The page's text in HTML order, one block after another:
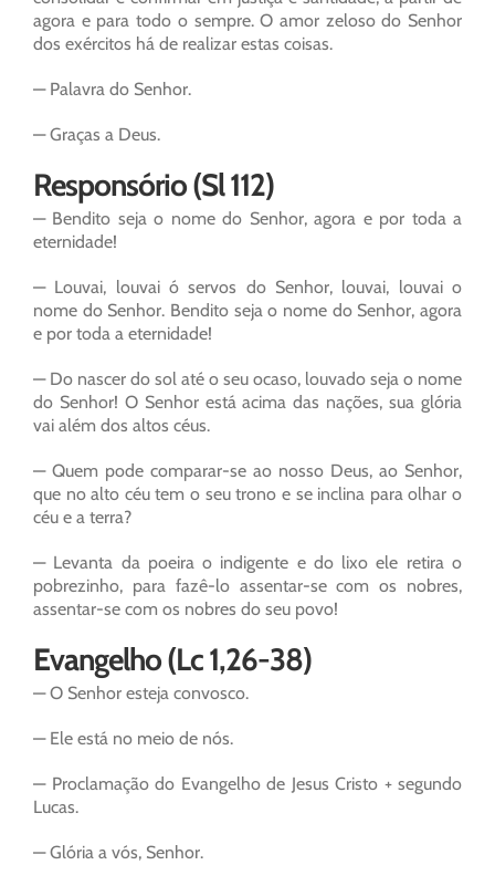
agora e para todo o sempre. O amor zeloso do Senhor
dos exércitos há de realizar estas coisas.
— Palavra do Senhor.
— Graças a Deus.
Responsório (Sl 112)
— Bendito seja o nome do Senhor, agora e por toda a
eternidade!
— Louvai, louvai ó servos do Senhor, louvai, louvai o
nome do Senhor. Bendito seja o nome do Senhor, agora
e por toda a eternidade!
— Do nascer do sol até o seu ocaso, louvado seja o nome
do Senhor! O Senhor está acima das nações, sua glória
vai além dos altos céus.
— Quem pode comparar-se ao nosso Deus, ao Senhor,
que no alto céu tem o seu trono e se inclina para olhar o
céu e a terra?
— Levanta da poeira o indigente e do lixo ele retira o
pobrezinho, para fazê-lo assentar-se com os nobres,
assentar-se com os nobres do seu povo!
Evangelho (Lc 1,26-38)
— O Senhor esteja convosco.
— Ele está no meio de nós.
— Proclamação do Evangelho de Jesus Cristo + segundo
Lucas.
— Glória a vós, Senhor.